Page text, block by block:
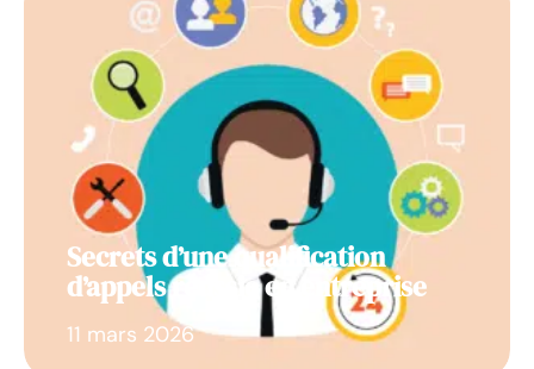
Secrets d’une qualification
d’appels réussie en entreprise
11 mars 2026